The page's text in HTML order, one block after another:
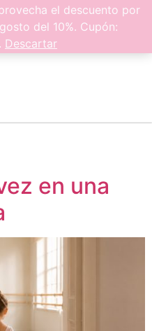
el descuento por
del 10%. Cupón:
Descartar
0
en una